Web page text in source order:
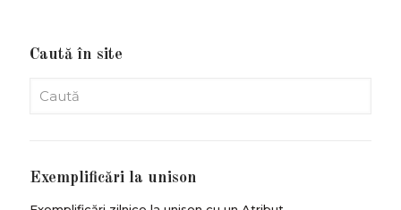
Caută în site
Exemplificări la unison